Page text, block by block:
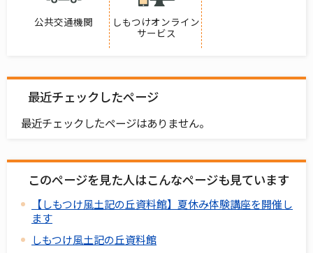
公共交通機関
しもつけオンライン
サービス
最近チェックしたページ
最近チェックしたページはありません。
このページを見た人はこんなページも見ています
【しもつけ風土記の丘資料館】夏休み体験講座を開催し
ます
しもつけ風土記の丘資料館